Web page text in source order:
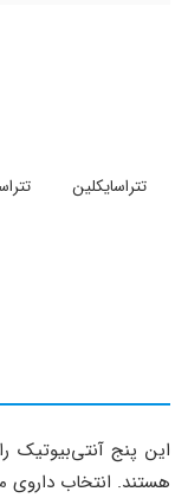
تتراسایکلین
این پنج آنتی‌بیوتیک
هستند. انتخاب